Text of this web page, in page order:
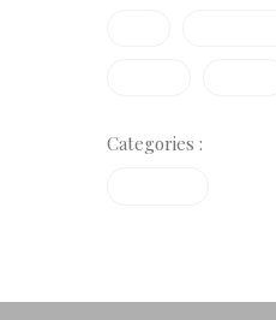
Categories :